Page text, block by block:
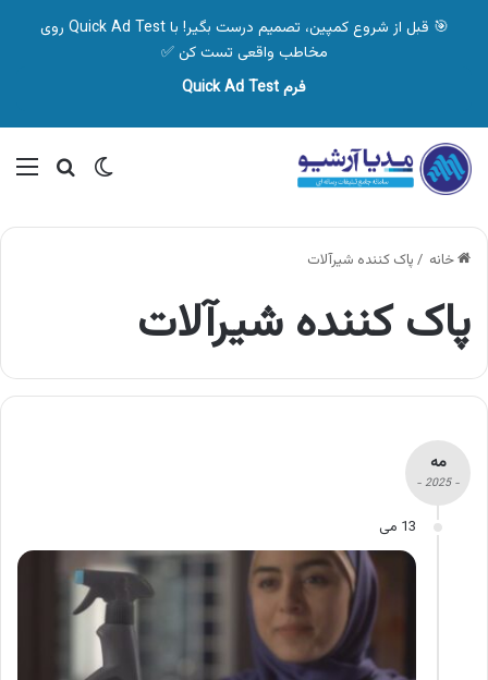
🎯 قبل از شروع کمپین، تصمیم درست بگیر! با Quick Ad Test روی
مخاطب واقعی تست کن ✅
فرم Quick Ad Test
تغییر پوسته
خانه / پاک کننده شیرآلات
پاک کننده شیرآلات
مه
- 2025 -
13 می